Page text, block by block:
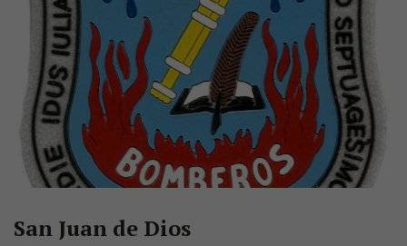
San Juan de Dios